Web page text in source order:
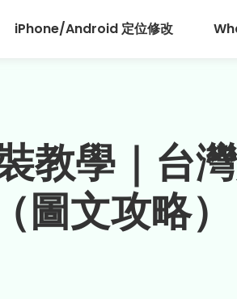
iPhone/Android 定位修改
教學｜台
（圖文攻略）